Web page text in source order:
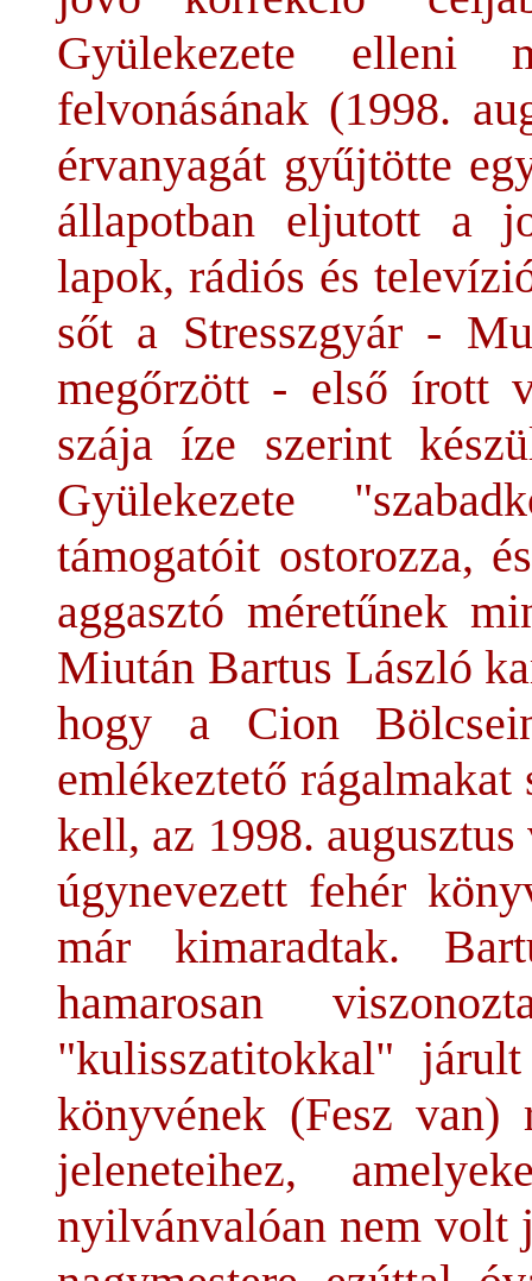
Gyülekezete elleni
felvonásának (1998.
érvanyagát gyűjtötte
állapotban eljutott a
lapok, rádiós és
sőt a Stresszgyár -
megőrzött - első írott
szája íze szerint
Gyülekezete
támogatóit ostorozza,
aggasztó méretűnek
Miután Bartus László
hogy a Cion
emlékeztető
kell, az 1998.
úgynevezett fehér
már kimaradtak.
hamarosan
"kulisszatitokkal"
könyvének (Fesz van)
jeleneteihez,
nyilvánvalóan nem volt